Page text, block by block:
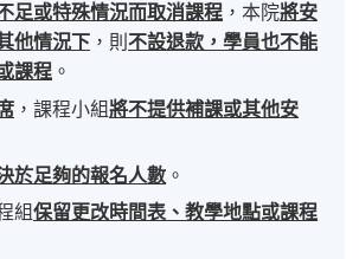
足或特殊情況而取消課程 ，本院將安
他情況下 ，則不設退款，學員也不能
課程 。
，課程小組將不提供補課或其他安
於足夠的報名人數 。
組保留更改時間表、教學地點或課程